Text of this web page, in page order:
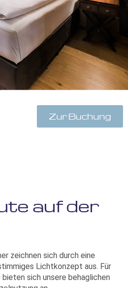
Zur Buchung
auf der
zeichnen sich durch eine
Lichtkonzept aus. Für
sich unsere behaglichen